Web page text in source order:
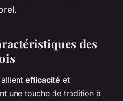
des
efficacité et
une touche de tradition à